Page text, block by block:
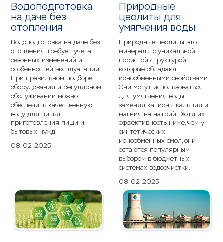
Водоподготовка
на даче без
отопления
Водоподготовка на даче без
отопления требует учета
сезонных изменений и
особенностей эксплуатации.
При правильном подборе
оборудования и регулярном
обслуживании можно
обеспечить качественную
воду для питья,
приготовления пищи и
бытовых нужд.
08-02-2025
Природные
цеолиты для
умягчения воды
Природные цеолиты это
минералы с уникальной
пористой структурой,
которые обладают
ионообменными свойствами.
Они могут использоваться
для умягчения воды,
заменяя катионы кальция и
магния на натрий . Хотя их
эффективность ниже, чем у
синтетических
ионообменных смол, они
остаются популярным
выбором в бюджетных
системах водоочистки.
08-02-2025